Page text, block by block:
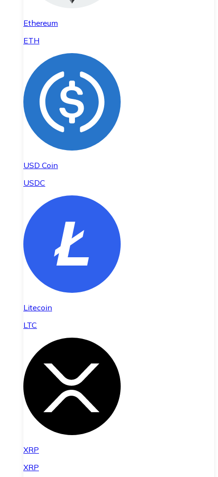
Ethereum
ETH
USD Coin
USDC
Litecoin
LTC
XRP
XRP